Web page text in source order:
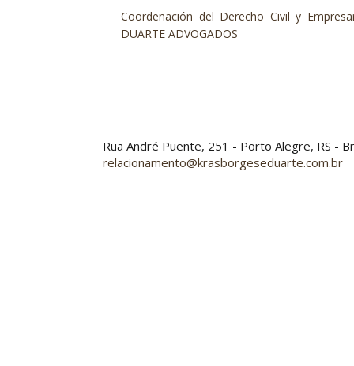
Coordenación del Derecho Civil y
DUARTE ADVOGADOS
Rua André Puente, 251 - Porto Alegre, RS -
relacionamento@krasborgeseduarte.com.br